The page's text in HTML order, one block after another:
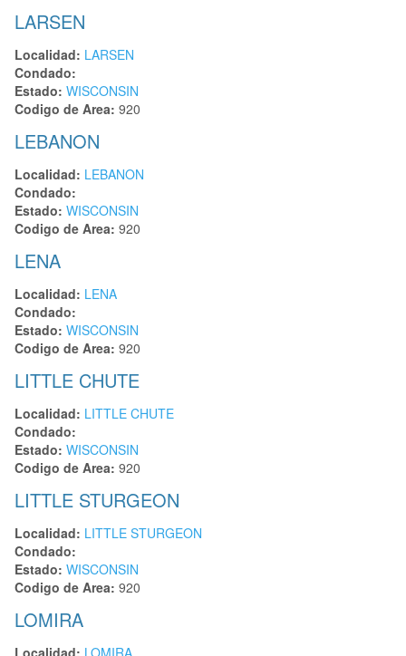
LARSEN
Localidad: LARSEN
Condado:
Estado: WISCONSIN
Codigo de Area: 920
LEBANON
Localidad: LEBANON
Condado:
Estado: WISCONSIN
Codigo de Area: 920
LENA
Localidad: LENA
Condado:
Estado: WISCONSIN
Codigo de Area: 920
LITTLE CHUTE
Localidad: LITTLE CHUTE
Condado:
Estado: WISCONSIN
Codigo de Area: 920
LITTLE STURGEON
Localidad: LITTLE STURGEON
Condado:
Estado: WISCONSIN
Codigo de Area: 920
LOMIRA